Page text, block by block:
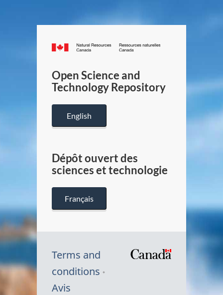
Canada.ca
/
Canada
Open Science and
Technology Repository
English
Dépôt ouvert des
sciences et technologie
Français
Terms and
conditions
Avis
Symbole